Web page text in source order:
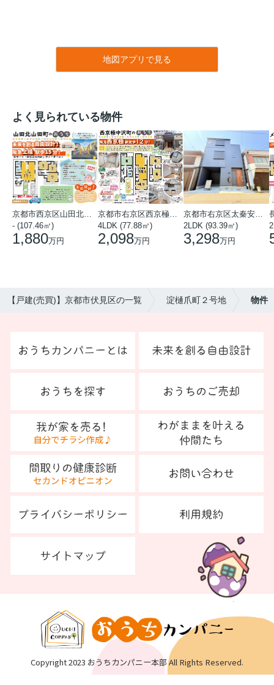
地図アプリで見る
よく見られている物件
- (107.46㎡)
1,880万円
4LDK (77.88㎡)
2,098万円
2LDK (93.39㎡)
3,298万円
【戸建(売買)】京都市伏見区の一覧 淀樋爪町２号地 物件
Copyright 2023 おうちカンパニー本部 All Rights Reserved.